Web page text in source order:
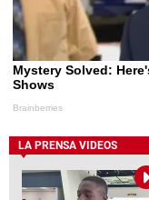
LA PRENSA VIDEOS